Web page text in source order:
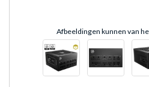
Afbeeldingen kunnen van